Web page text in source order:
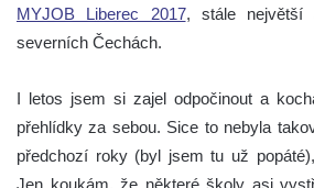
MYJOB Liberec 2017, stále největší
severních Čechách.
I letos jsem si zajel odpočinout a
přehlídky za sebou. Sice to nebyla
předchozí roky (byl jsem tu už